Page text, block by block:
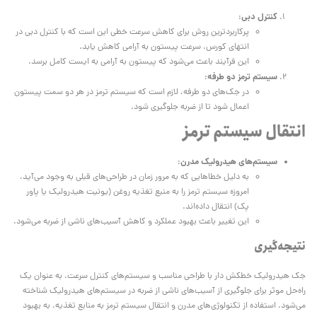
کنترل دبی:
پرکاربردترین روش برای کاهش سرعت خطی این است که با کنترل دبی در
انتهای کورس، سرعت پیستون به آرامی کاهش یابد.
این فرآیند باعث می‌شود که پیستون به آرامی به ایست کامل برسد.
سیستم ترمز دو طرفه:
در جک‌های دو طرفه، لازم است که سیستم ترمز در هر دو سمت پیستون
اعمال شود تا از ضربه جلوگیری شود.
انتقال سیستم ترمز
سیستم‌های هیدرولیک مدرن:
به دلیل خطاهایی که به مرور زمان در طراحی‌های قبلی به وجود می‌آید،
امروزه سیستم ترمز را به منبع تغذیه روغن (یونیت هیدرولیک یا پاور
پک) انتقال داده‌اند.
این تغییر باعث بهبود عملکرد و کاهش آسیب‌های ناشی از ضربه می‌شود.
نتیجه‌گیری
جک هیدرولیک خطکش دار با طراحی مناسب و سیستم‌های کنترل سرعت، به عنوان یک
راه‌حل موثر برای جلوگیری از آسیب‌های ناشی از ضربه در سیستم‌های هیدرولیک شناخته
می‌شود. استفاده از تکنولوژی‌های مدرن و انتقال سیستم ترمز به منابع تغذیه، به بهبود